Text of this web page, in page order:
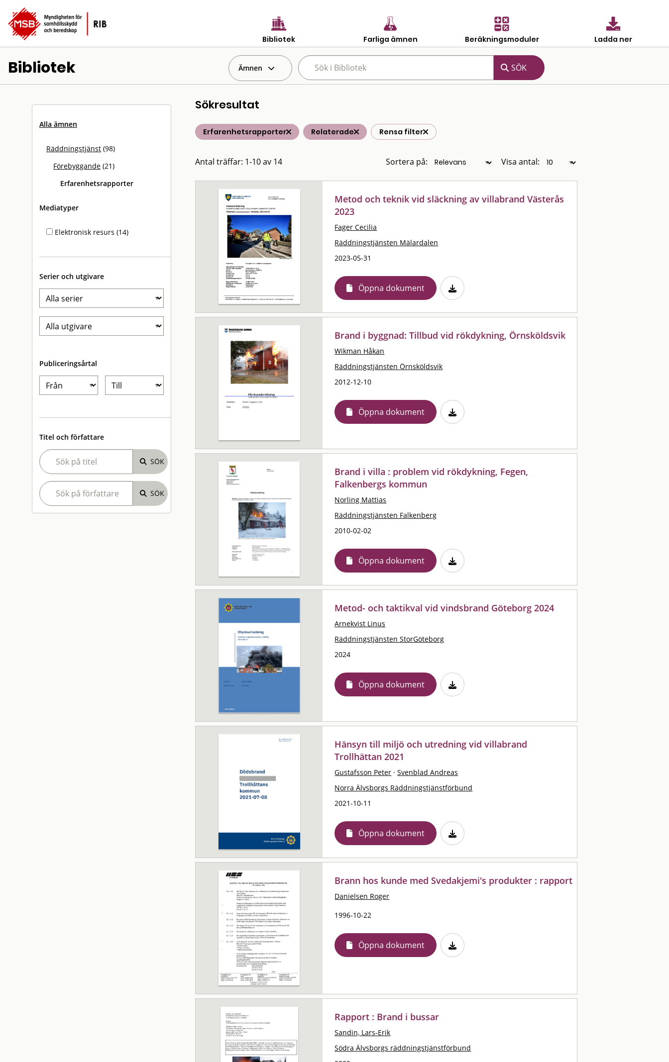
Bibliotek Farliga ämnen Beräkningsmoduler Ladda ner
Bibliotek Ämnen
Alla ämnen
Räddningstjänst (98)
Förebyggande (21)
Erfarenhetsrapporter
Mediatyper
Elektronisk resurs (14)
Serier och utgivare
Publiceringsårtal
Titel och författare
Sökresultat
Erfarenhetsrapporter Relaterade Rensa filter
Antal träffar: 1-10 av 14 Sortera på: Visa antal:
Metod och teknik vid släckning av villabrand Västerås
2023
Fager Cecilia
Räddningstjänsten Mälardalen
2023-05-31
Öppna dokument
Brand i byggnad: Tillbud vid rökdykning, Örnsköldsvik
Wikman Håkan
Räddningstjänsten Örnsköldsvik
2012-12-10
Öppna dokument
Brand i villa : problem vid rökdykning, Fegen,
Falkenbergs kommun
Norling Mattias
Räddningstjänsten Falkenberg
2010-02-02
Öppna dokument
Metod- och taktikval vid vindsbrand Göteborg 2024
Arnekvist Linus
Räddningstjänsten StorGöteborg
2024
Öppna dokument
Hänsyn till miljö och utredning vid villabrand
Trollhättan 2021
Gustafsson Peter · Svenblad Andreas
Norra Älvsborgs Räddningstjänstförbund
2021-10-11
Öppna dokument
Brann hos kunde med Svedakjemi's produkter : rapport
Danielsen Roger
1996-10-22
Öppna dokument
Rapport : Brand i bussar
Sandin, Lars-Erik
Södra Älvsborgs räddningstjänstförbund